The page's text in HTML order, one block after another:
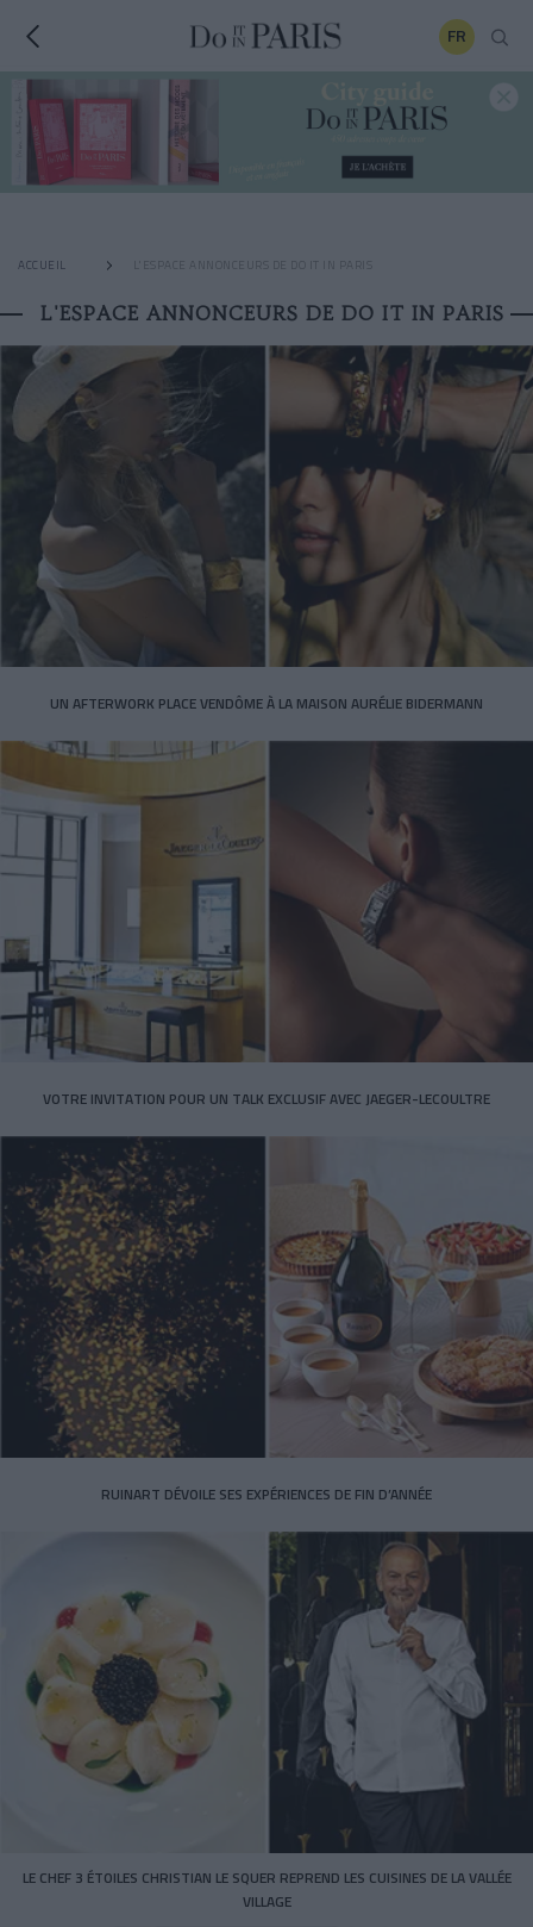
FR
ACCUEIL L'ESPACE ANNONCEURS DE DO IT IN PARIS
L'ESPACE ANNONCEURS DE DO IT IN PARIS
UN AFTERWORK PLACE VENDÔME À LA MAISON AURÉLIE BIDERMANN
VOTRE INVITATION POUR UN TALK EXCLUSIF AVEC JAEGER-LECOULTRE
RUINART DÉVOILE SES EXPÉRIENCES DE FIN D’ANNÉE
LE CHEF 3 ÉTOILES CHRISTIAN LE SQUER REPREND LES CUISINES DE LA VALLÉE
VILLAGE